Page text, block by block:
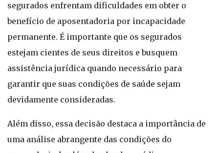
segurados enfrentam dificuldades em obter o
benefício de aposentadoria por incapacidade
permanente. É importante que os segurados
estejam cientes de seus direitos e busquem
assistência jurídica quando necessário para
garantir que suas condições de saúde sejam
devidamente consideradas.
Além disso, essa decisão destaca a importância de
uma análise abrangente das condições do